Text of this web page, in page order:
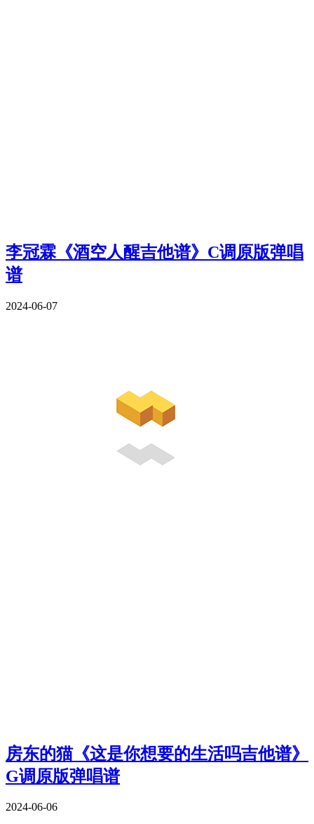
李冠霖《酒空人醒吉他谱》C调原版弹唱
谱
2024-06-07
房东的猫《这是你想要的生活吗吉他谱》
G调原版弹唱谱
2024-06-06